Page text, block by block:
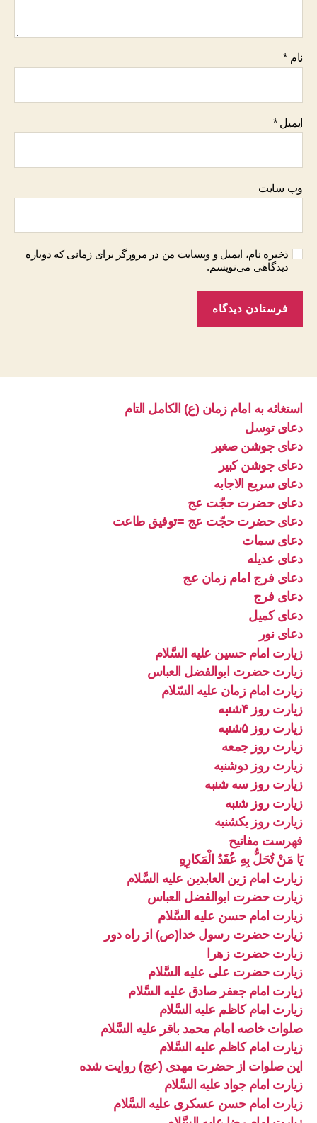
نام *
ایمیل*
وب‌ سایت
ذخیره نام، ایمیل و وبسایت من در مرورگر برای زمانی که دوباره
دیدگاهی می‌نویسم.
استغاثه به امام زمان (ع) الکامل التام
دعای توسل
دعای جوشن صغیر
دعای جوشن کبیر
دعای سریع الاجابه
دعای حضرت حجّت عج
دعای حضرت حجّت عج =توفیق طاعت
دعای سمات
دعای عدیله
دعای فرج امام زمان عج
دعای فرج
دعای کمیل
دعای نور
زیارت امام حسین علیه السَّلام
زیارت حضرت ابوالفضل العباس
زیارت امام زمان علیه السّلام
زیارت روز ۴شنبه
زیارت روز ۵شنبه
زیارت روز جمعه
زیارت روز دوشنبه
زیارت روز سه شنبه
زیارت روز شنبه
زیارت روز یکشنبه
فهرست مفاتیح
يَا مَنْ تُحَلُّ بِهِ عُقَدُ الْمَكارِهِ
زیارت امام زین العابدین علیه السَّلام
زیارت حضرت ابوالفضل العباس
زیارت امام حسن علیه السَّلام
زیارت حضرت رسول خدا(ص) از راه دور
زیارت حضرت زهرا
زیارت حضرت علی علیه السَّلام
زیارت امام جعفر صادق علیه السَّلام
زیارت امام کاظم علیه السَّلام
صلوات خاصه امام محمد باقر علیه السَّلام
زیارت امام کاظم علیه السَّلام
این صلوات از حضرت مهدی (عج) روایت شده
زیارت امام جواد علیه السَّلام
زیارت امام حسن عسکری علیه السَّلام